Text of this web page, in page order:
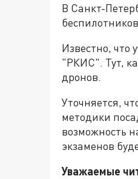
В Санкт-
Известно,
"РКИС". Тут,
дронов.
Уточняется,
методики
возможность
экзаменов
Уважаемые